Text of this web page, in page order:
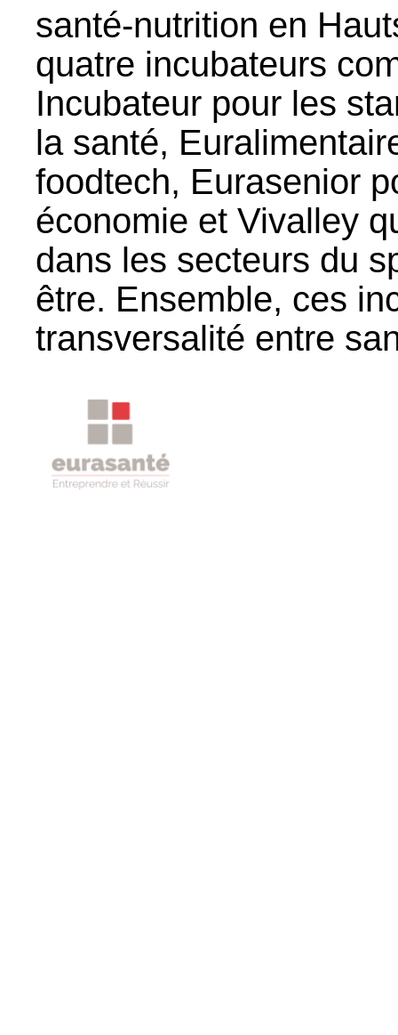
santé-nutrition en
quatre incubateurs
Incubateur pour les
la santé,
foodtech, Eurasenior
économie et Vivalley
dans les secteurs du
être. Ensemble, ces
transversalité entre